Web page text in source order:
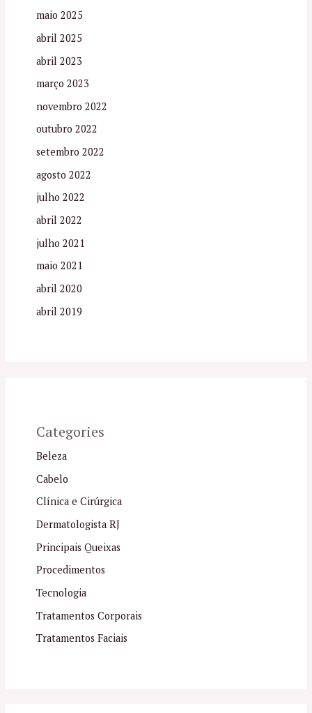
maio 2025
abril 2025
abril 2023
março 2023
novembro 2022
outubro 2022
setembro 2022
agosto 2022
julho 2022
abril 2022
julho 2021
maio 2021
abril 2020
abril 2019
Categories
Beleza
Cabelo
Clínica e Cirúrgica
Dermatologista RJ
Principais Queixas
Procedimentos
Tecnologia
Tratamentos Corporais
Tratamentos Faciais